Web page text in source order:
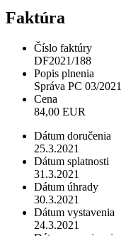
Faktúra
Číslo faktúry
DF2021/188
Popis plnenia
Správa PC 03/2021
Cena
84,00 EUR
Dátum doručenia
25.3.2021
Dátum splatnosti
31.3.2021
Dátum úhrady
30.3.2021
Dátum vystavenia
24.3.2021